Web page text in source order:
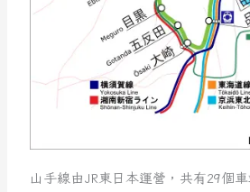
山手線由JR東日本運營，共有29個